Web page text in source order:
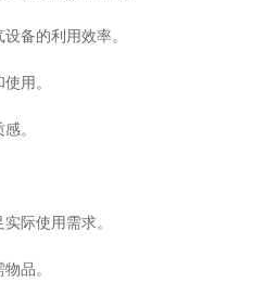
备的利用效率。
用。
。
际使用需求。
品。